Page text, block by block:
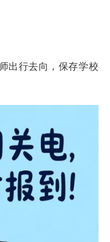
出行去向，保存学校